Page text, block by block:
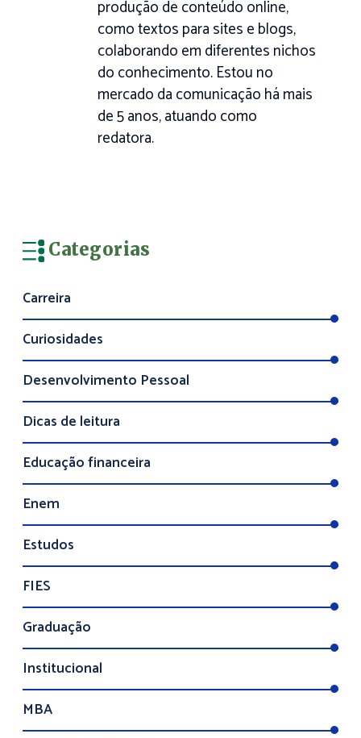
produção de conteúdo online,
como textos para sites e blogs,
colaborando em diferentes nichos
do conhecimento. Estou no
mercado da comunicação há mais
de 5 anos, atuando como
redatora.
Categorias
Carreira
Curiosidades
Desenvolvimento Pessoal
Dicas de leitura
Educação financeira
Enem
Estudos
FIES
Graduação
Institucional
MBA